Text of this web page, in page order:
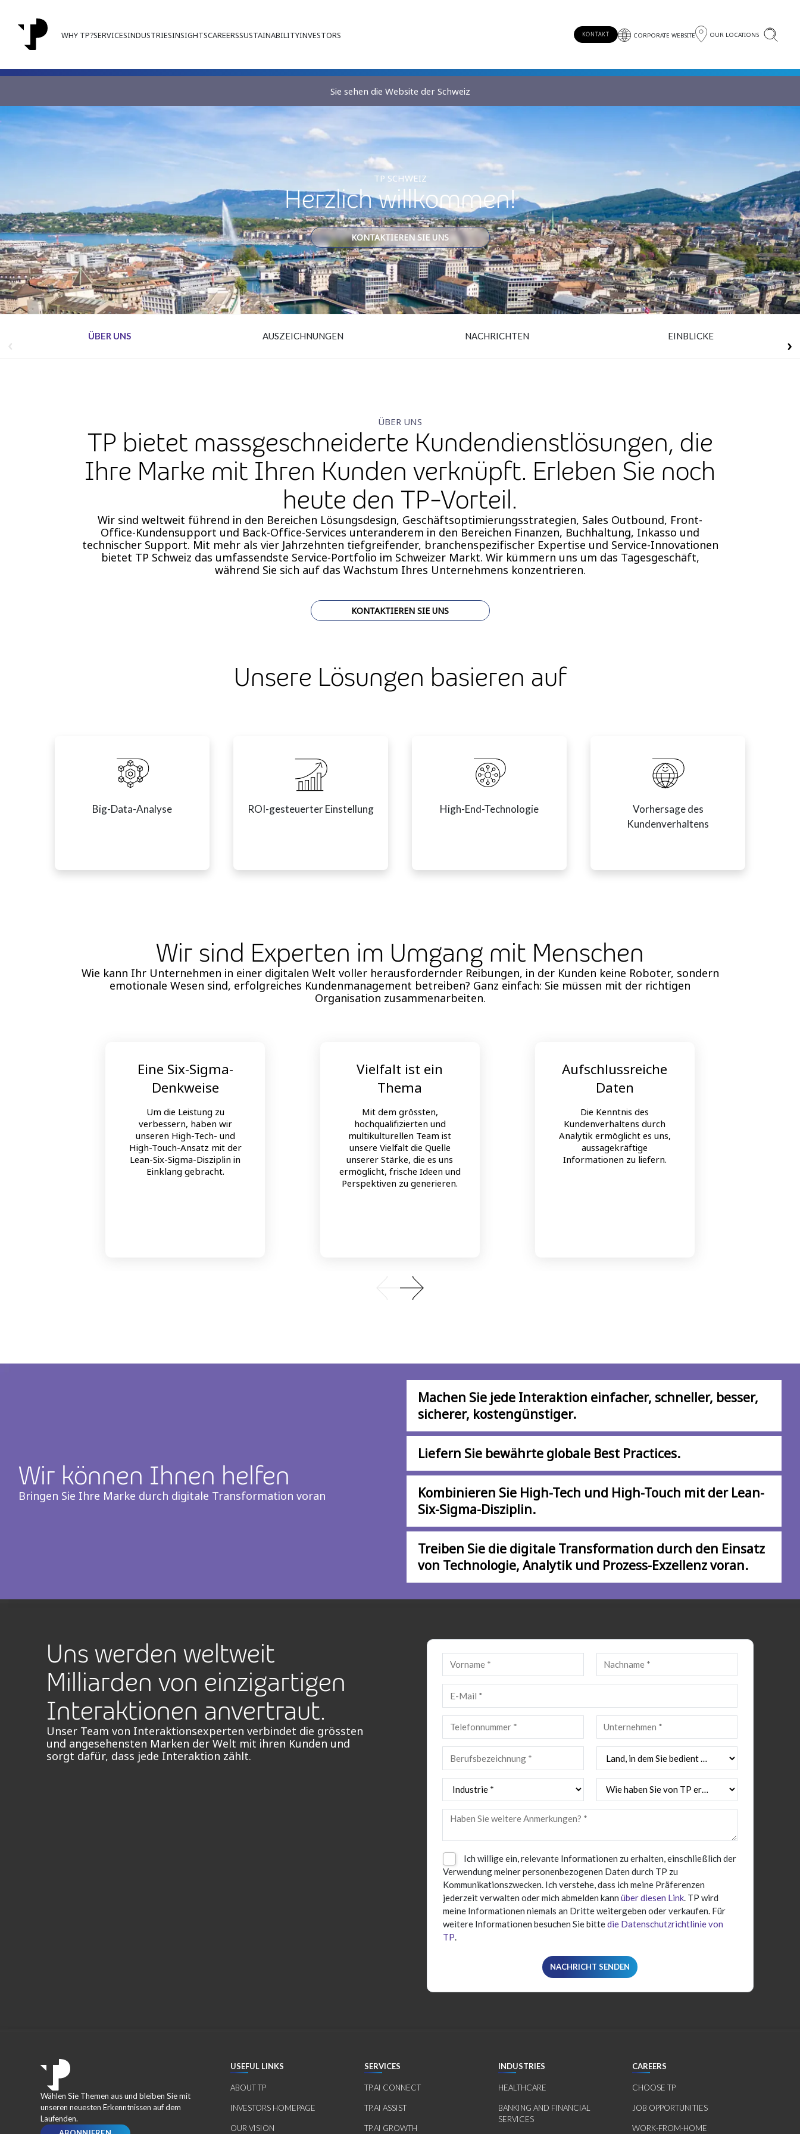
WHY TP?SERVICESINDUSTRIESINSIGHTSCAREERSSUSTAINABILITYINVESTORS KONTAKT CORPORATE WEBSITE OUR LOCATIONS
Sie sehen die Website der Schweiz
TP SCHWEIZ
Herzlich willkommen!
KONTAKTIEREN SIE UNS
ÜBER UNS AUSZEICHNUNGEN NACHRICHTEN EINBLICKE
ÜBER UNS
TP bietet massgeschneiderte Kundendienstlösungen, die
Ihre Marke mit Ihren Kunden verknüpft. Erleben Sie noch
heute den TP-Vorteil.
Wir sind weltweit führend in den Bereichen Lösungsdesign, Geschäftsoptimierungsstrategien, Sales Outbound, Front-
Office-Kundensupport und Back-Office-Services unteranderem in den Bereichen Finanzen, Buchhaltung, Inkasso und
technischer Support. Mit mehr als vier Jahrzehnten tiefgreifender, branchenspezifischer Expertise und Service-Innovationen
bietet TP Schweiz das umfassendste Service-Portfolio im Schweizer Markt. Wir kümmern uns um das Tagesgeschäft,
während Sie sich auf das Wachstum Ihres Unternehmens konzentrieren.
KONTAKTIEREN SIE UNS
Unsere Lösungen basieren auf
Big-Data-Analyse ROI-gesteuerter Einstellung High-End-Technologie
Vorhersage des
Kundenverhaltens
Wir sind Experten im Umgang mit Menschen
Wie kann Ihr Unternehmen in einer digitalen Welt voller herausfordernder Reibungen, in der Kunden keine Roboter, sondern
emotionale Wesen sind, erfolgreiches Kundenmanagement betreiben? Ganz einfach: Sie müssen mit der richtigen
Organisation zusammenarbeiten.
Eine Six-Sigma-
Denkweise
Um die Leistung zu
verbessern, haben wir
unseren High-Tech- und
High-Touch-Ansatz mit der
Lean-Six-Sigma-Disziplin in
Einklang gebracht.
Vielfalt ist ein
Thema
Mit dem grössten,
hochqualifizierten und
multikulturellen Team ist
unsere Vielfalt die Quelle
unserer Stärke, die es uns
ermöglicht, frische Ideen und
Perspektiven zu generieren.
Aufschlussreiche
Daten
Die Kenntnis des
Kundenverhaltens durch
Analytik ermöglicht es uns,
aussagekräftige
Informationen zu liefern.
Wir können Ihnen helfen
Bringen Sie Ihre Marke durch digitale Transformation voran
Machen Sie jede Interaktion einfacher, schneller, besser,
sicherer, kostengünstiger.
Liefern Sie bewährte globale Best Practices.
Kombinieren Sie High-Tech und High-Touch mit der Lean-
Six-Sigma-Disziplin.
Treiben Sie die digitale Transformation durch den Einsatz
von Technologie, Analytik und Prozess-Exzellenz voran.
Uns werden weltweit
Milliarden von einzigartigen
Interaktionen anvertraut.
Unser Team von Interaktionsexperten verbindet die grössten
und angesehensten Marken der Welt mit ihren Kunden und
sorgt dafür, dass jede Interaktion zählt.
Ich willige ein, relevante Informationen zu erhalten, einschließlich der
Verwendung meiner personenbezogenen Daten durch TP zu
Kommunikationszwecken. Ich verstehe, dass ich meine Präferenzen
jederzeit verwalten oder mich abmelden kannüber diesen Link. TP wird
meine Informationen niemals an Dritte weitergeben oder verkaufen. Für
weitere Informationen besuchen Sie bittedie Datenschutzrichtlinie von
TP.
Wählen Sie Themen aus und bleiben Sie mit
unseren neuesten Erkenntnissen auf dem
Laufenden.
USEFUL LINKS
ABOUT TP
INVESTORS HOMEPAGE
OUR VISION
SERVICES
TP.AI CONNECT
TP.AI ASSIST
TP.AI GROWTH
INDUSTRIES
HEALTHCARE
BANKING AND FINANCIAL
SERVICES
CAREERS
CHOOSE TP
JOB OPPORTUNITIES
WORK-FROM-HOME